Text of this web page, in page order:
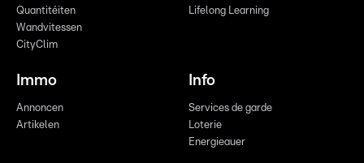
Quantitéiten
Wandvitessen
CityClim
Lifelong Learning
Immo
Annoncen
Artikelen
Info
Services de garde
Loterie
Energieauer